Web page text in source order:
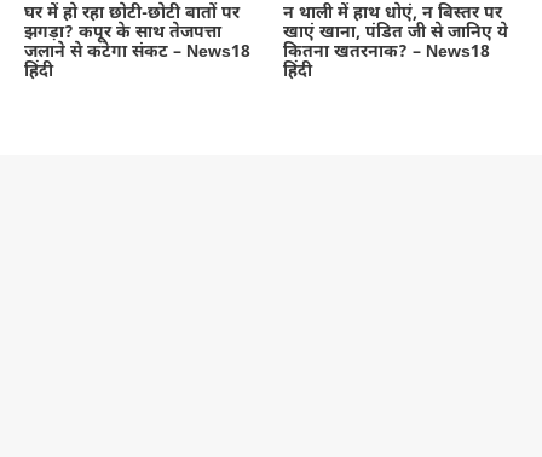
घर में हो रहा छोटी-छोटी बातों पर
झगड़ा? कपूर के साथ तेजपत्ता
जलाने से कटेगा संकट – News18
हिंदी
न थाली में हाथ धोएं, न बिस्तर पर
खाएं खाना, पंडित जी से जानिए ये
कितना खतरनाक? – News18
हिंदी